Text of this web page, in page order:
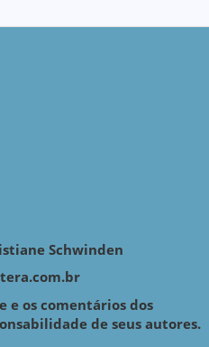
Schwinden
e os comentários dos
de seus autores.